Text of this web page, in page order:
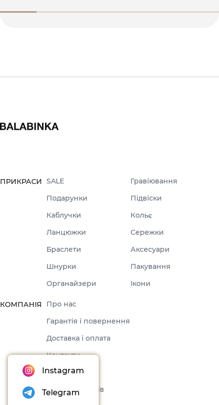
ПРИКРАСИ SALE
Гравіювання
Подарунки
Підвіски
Каблучки
Кольє
Ланцюжки
Сережки
Браслети
Аксесуари
Шнурки
Пакування
Органайзери
Ікони
КОМПАНІЯ
Про нас
Гарантія і повернення
Доставка і оплата
Контакти
Оферта
Набори товарів
Instagram
Telegram